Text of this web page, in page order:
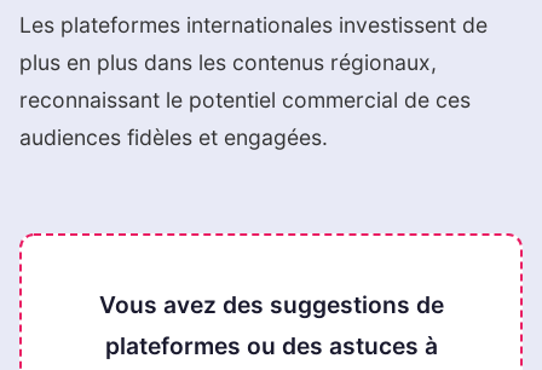
Les plateformes internationales investissent de
plus en plus dans les contenus régionaux,
reconnaissant le potentiel commercial de ces
audiences fidèles et engagées.
Vous avez des suggestions de
plateformes ou des astuces à